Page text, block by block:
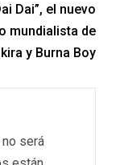
Dai”, el nuevo
mundialista de
y Burna Boy
será